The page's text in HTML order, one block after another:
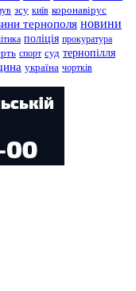
зсу київ коронавірус
тернополя новини
поліція прокуратура
спорт суд тернопілля
україна чортків